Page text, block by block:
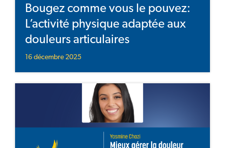
Bougez comme vous le pouvez:
L’activité physique adaptée aux
douleurs articulaires
16 décembre 2025